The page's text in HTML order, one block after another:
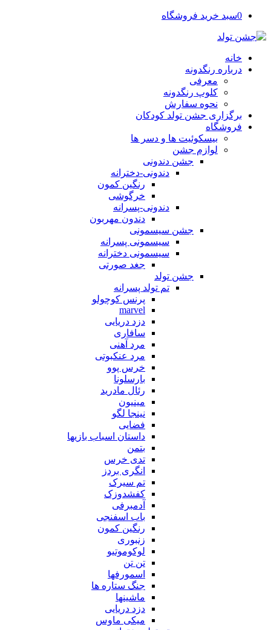
0سبد خرید فروشگاه
خانه
درباره رنگدونه
معرفی
کلوپ رنگدونه
نحوه سفارش
برگزاری جشن تولد کودکان
فروشگاه
بیسکوئیت ها و دسر ها
لوازم جشن
جشن دندونی
دندونی-دخترانه
رنگین کمون
خرگوشی
دندونی-پسرانه
دندون مهربون
جشن سیسمونی
سیسمونی پسرانه
سیسمونی دخترانه
جغد صورتی
جشن تولد
تم تولد پسرانه
پرنس کوچولو
marvel
دزد دریایی
سافاری
مرد آهنی
مرد عنکبوتی
خرس پوو
بارسلونا
رئال مادرید
مینیون
نینجا لگو
فضایی
داستان اسباب بازیها
بتمن
تدی خرس
انگری بردز
تم سیرک
کفشدوزک
آدمبرفی
باب اسفنجی
رنگین کمون
زنبوری
لوکوموتیو
تن تن
اسمورفها
جنگ ستاره ها
ماشینها
دزد دریایی
میکی ماوس